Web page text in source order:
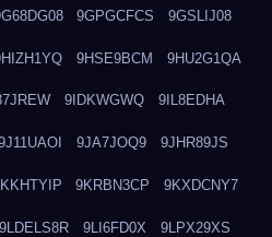
9GPGCFCS 9GSLIJ08
9HSE9BCM 9HU2G1QA
9IDKWGWQ 9IL8EDHA
9JA7JOQ9 9JHR89JS
9KRBN3CP 9KXDCNY7
9LDELS8R 9LI6FD0X 9LPX29XS